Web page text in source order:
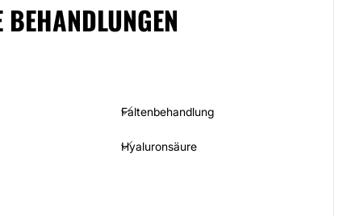
Faltenbehandlung
Hyaluronsäure